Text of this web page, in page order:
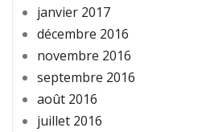
janvier 2017
décembre 2016
novembre 2016
septembre 2016
août 2016
juillet 2016